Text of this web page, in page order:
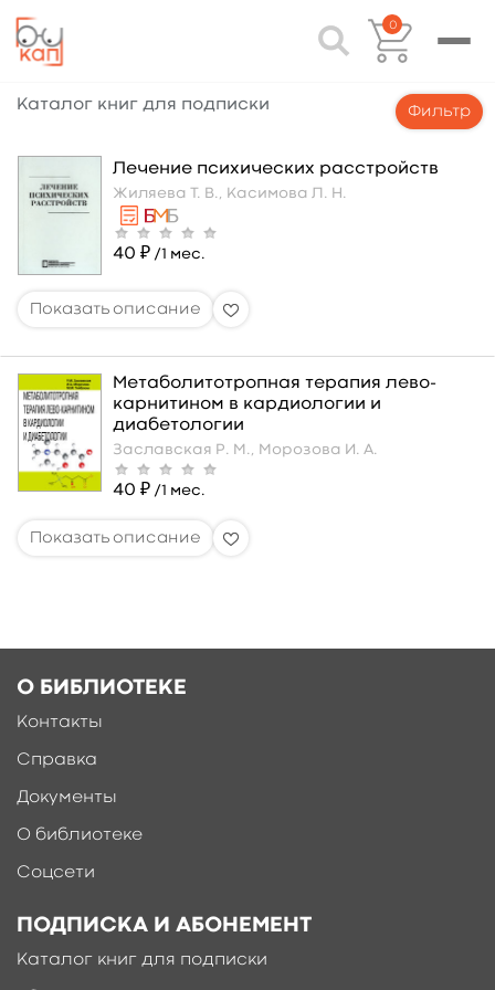
0
Каталог книг для подписки Фильтр
Лечение психических расстройств
Жиляева Т. В., Касимова Л. Н.
40 ₽ /1 мес.
Метаболитотропная терапия лево-
карнитином в кардиологии и
диабетологии
Заславская Р. М., Морозова И. А.
40 ₽ /1 мес.
О БИБЛИОТЕКЕ
Контакты
Справка
Документы
О библиотеке
Соцсети
ПОДПИСКА И АБОНЕМЕНТ
Каталог книг для подписки